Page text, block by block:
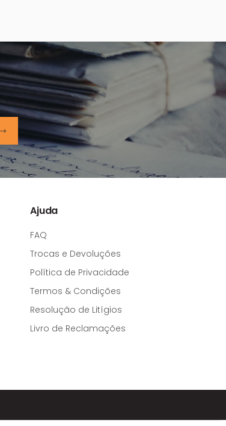
Ajuda
FAQ
Trocas e Devoluções
Política de Privacidade
Termos & Condições
Resolução de Litígios
Livro de Reclamações